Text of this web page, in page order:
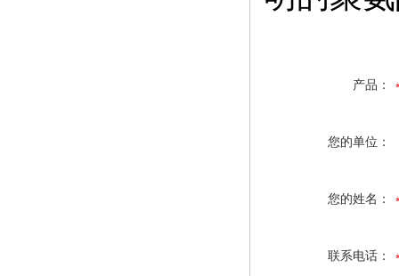
产品：
您的单位：
您的姓名：
联系电话：